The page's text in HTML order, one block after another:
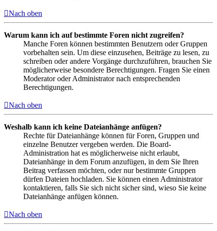
Nach oben
Warum kann ich auf bestimmte Foren nicht zugreifen?
Manche Foren können bestimmten Benutzern oder Gruppen
vorbehalten sein. Um diese einzusehen, Beiträge zu lesen, zu
schreiben oder andere Vorgänge durchzuführen, brauchen Sie
möglicherweise besondere Berechtigungen. Fragen Sie einen
Moderator oder Administrator nach entsprechenden
Berechtigungen.
Nach oben
Weshalb kann ich keine Dateianhänge anfügen?
Rechte für Dateianhänge können für Foren, Gruppen und
einzelne Benutzer vergeben werden. Die Board-
Administration hat es möglicherweise nicht erlaubt,
Dateianhänge in dem Forum anzufügen, in dem Sie Ihren
Beitrag verfassen möchten, oder nur bestimmte Gruppen
dürfen Dateien hochladen. Sie können einen Administrator
kontaktieren, falls Sie sich nicht sicher sind, wieso Sie keine
Dateianhänge anfügen können.
Nach oben